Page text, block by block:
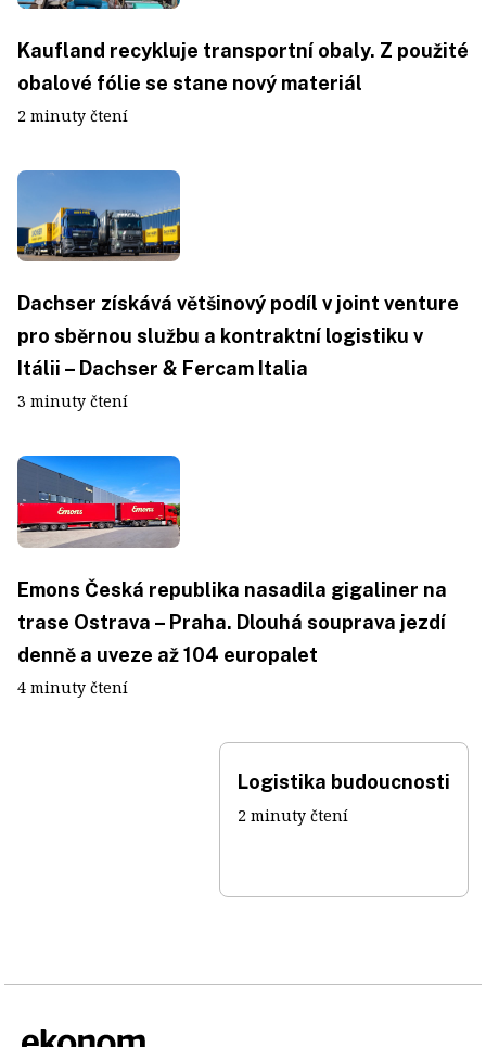
Kaufland recykluje transportní obaly. Z použité
obalové fólie se stane nový materiál
2 minuty čtení
Dachser získává většinový podíl v joint venture
pro sběrnou službu a kontraktní logistiku v
Itálii – Dachser & Fercam Italia
3 minuty čtení
Emons Česká republika nasadila gigaliner na
trase Ostrava – Praha. Dlouhá souprava jezdí
denně a uveze až 104 europalet
4 minuty čtení
Logistika budoucnosti
2 minuty čtení